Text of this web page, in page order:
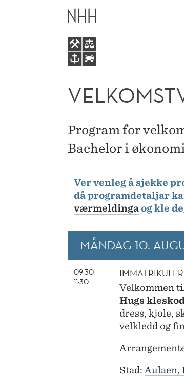
VELKOMSTVEKE
Program for
Bachelor i
Ver venleg å sjekke
då programdetaljar
værmeldingaog kle
MÅNDAG 10.
09:30-
11:30
Velkommen
Hugs
dress, kjole,
velkledd og
Stad: Aulaen,